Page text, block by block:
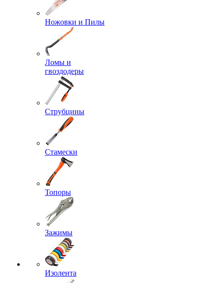
Ножовки и Пилы
Ломы и
гвоздодеры
Струбцины
Стамески
Топоры
Зажимы
Изолента